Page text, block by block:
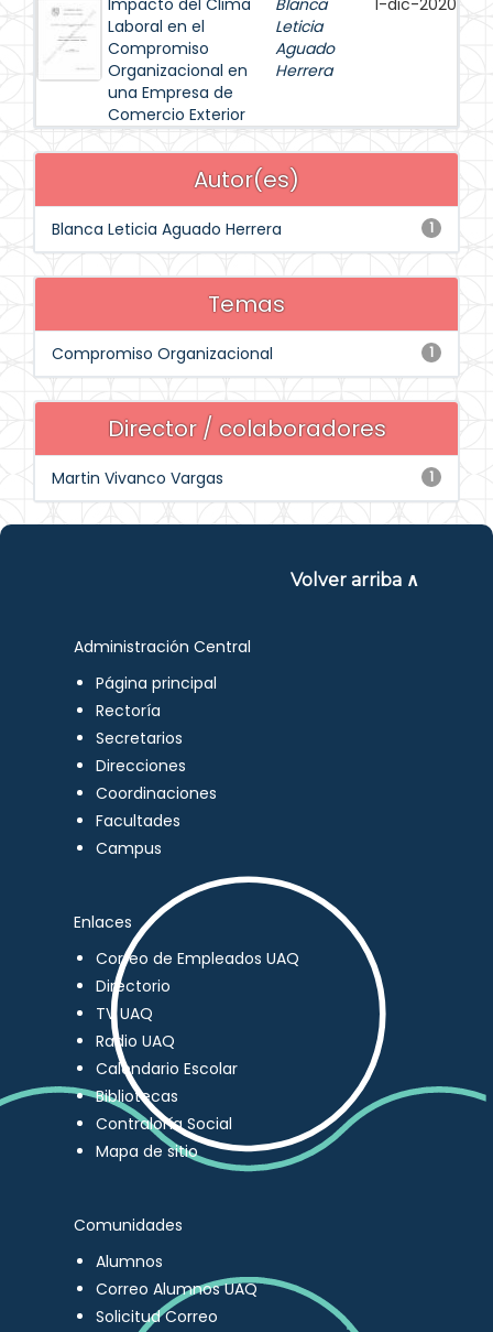
Impacto del Clima
Laboral en el
Compromiso
Organizacional en
una Empresa de
Comercio Exterior
Blanca
Leticia
Aguado
Herrera
1-dic-2020
Autor(es)
1
Blanca Leticia Aguado Herrera
Temas
1
Compromiso Organizacional
Director / colaboradores
1
Martin Vivanco Vargas
Volver arriba ∧
Administración Central
Página principal
Rectoría
Secretarios
Direcciones
Coordinaciones
Facultades
Campus
Enlaces
Correo de Empleados UAQ
Directorio
TV UAQ
Radio UAQ
Calendario Escolar
Bibliotecas
Contraloría Social
Mapa de sitio
Comunidades
Alumnos
Correo Alumnos UAQ
Solicitud Correo